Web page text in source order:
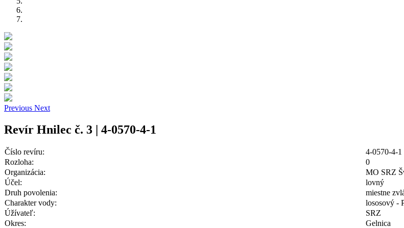
Previous Next
Revír Hnilec č. 3 | 4-0570-4-1
Číslo revíru:
4-0570-4-1
Rozloha:
0
Organizácia:
MO SRZ
Účel:
lovný
Druh povolenia:
miestne
Charakter vody:
lososový -
Úžívateľ:
SRZ
Okres:
Gelnica